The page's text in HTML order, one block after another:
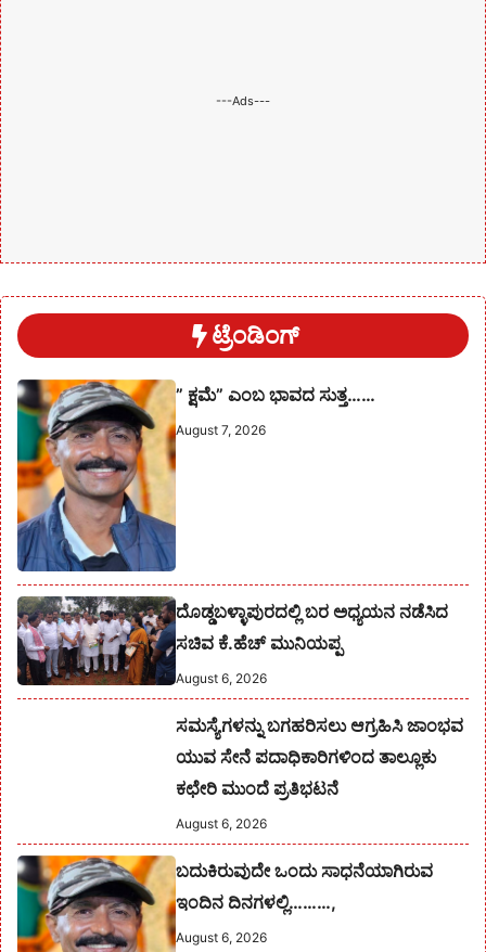
---Ads---
ಟ್ರೆಂಡಿಂಗ್
” ಕ್ಷಮೆ” ಎಂಬ ಭಾವದ ಸುತ್ತ……
August 7, 2026
ದೊಡ್ಡಬಳ್ಳಾಪುರದಲ್ಲಿ ಬರ ಅಧ್ಯಯನ ನಡೆಸಿದ
ಸಚಿವ ಕೆ.ಹೆಚ್ ಮುನಿಯಪ್ಪ
August 6, 2026
ಸಮಸ್ಯೆಗಳನ್ನು ಬಗಹರಿಸಲು ಆಗ್ರಹಿಸಿ ಜಾಂಭವ
ಯುವ ಸೇನೆ ಪದಾಧಿಕಾರಿಗಳಿಂದ ತಾಲ್ಲೂಕು
ಕಛೇರಿ ಮುಂದೆ ಪ್ರತಿಭಟನೆ
August 6, 2026
ಬದುಕಿರುವುದೇ ಒಂದು ಸಾಧನೆಯಾಗಿರುವ
ಇಂದಿನ ದಿನಗಳಲ್ಲಿ………,
August 6, 2026